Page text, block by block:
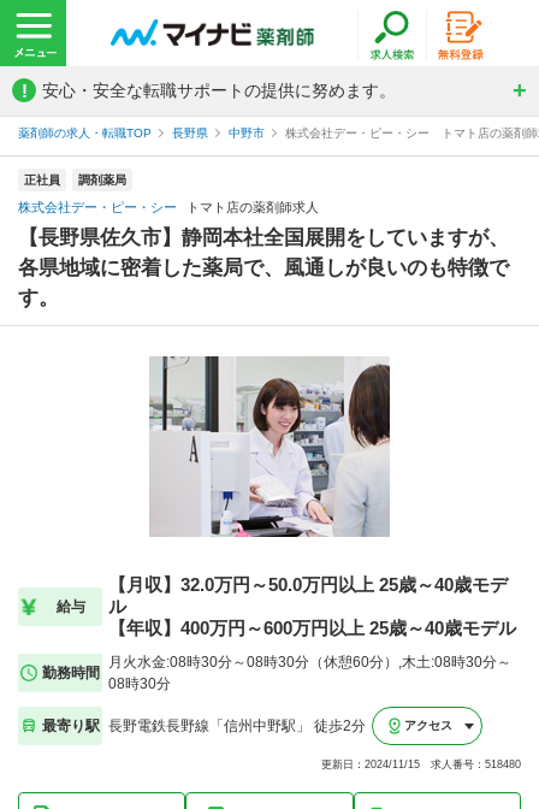
! 安心・安全な転職サポートの提供に努めます。
薬剤師の求人・転職TOP 長野県 中野市 株式会社デー・ピー・シー トマト店の薬剤
正社員 調剤薬局
株式会社デー・ピー・シー トマト店の薬剤師求人
【長野県佐久市】静岡本社全国展開をしていますが、
各県地域に密着した薬局で、風通しが良いのも特徴で
す。
給与
【月収】32.0万円～50.0万円以上 25歳～40歳モデ
ル
【年収】400万円～600万円以上 25歳～40歳モデル
勤務時間
月火水金:08時30分～08時30分（休憩60分）,木土:08時30分～
08時30分
最寄り駅 長野電鉄長野線「信州中野駅」 徒歩2分 アクセス
更新日：2024/11/15 求人番号：518480